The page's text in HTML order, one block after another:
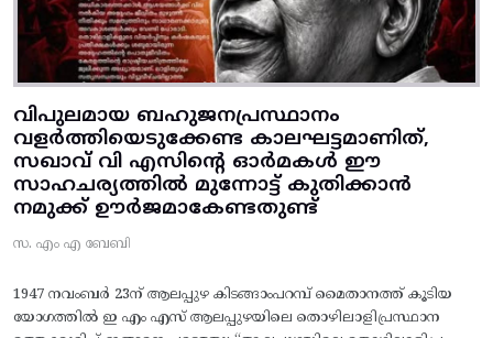
വിപുലമായ ബഹുജനപ്രസ്ഥാനം
വളർത്തിയെടുക്കേണ്ട കാലഘട്ടമാണിത്,
സഖാവ് വി എസിന്റെ ഓർമകൾ ഈ
സാഹചര്യത്തിൽ മുന്നോട്ട്‌ കുതിക്കാൻ
നമുക്ക് ഊർജമാകേണ്ടതുണ്ട്
സ. എം എ ബേബി
1947 നവംബർ 23ന് ആലപ്പുഴ കിടങ്ങാംപറമ്പ്‌ മൈതാനത്ത്‌ കൂടിയ
യോഗത്തിൽ ഇ എം എസ് ആലപ്പുഴയിലെ തൊഴിലാളിപ്രസ്ഥാന